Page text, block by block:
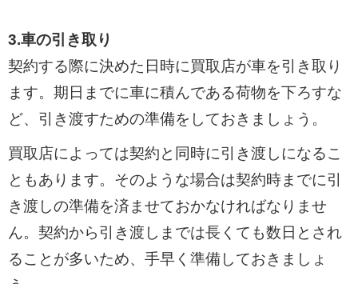
3.車の引き取り
契約する際に決めた日時に買取店が車を引き取り
ます。期日までに車に積んである荷物を下ろすな
ど、引き渡すための準備をしておきましょう。
買取店によっては契約と同時に引き渡しになるこ
ともあります。そのような場合は契約時までに引
き渡しの準備を済ませておかなければなりませ
ん。契約から引き渡しまでは長くても数日とされ
ることが多いため、手早く準備しておきましょ